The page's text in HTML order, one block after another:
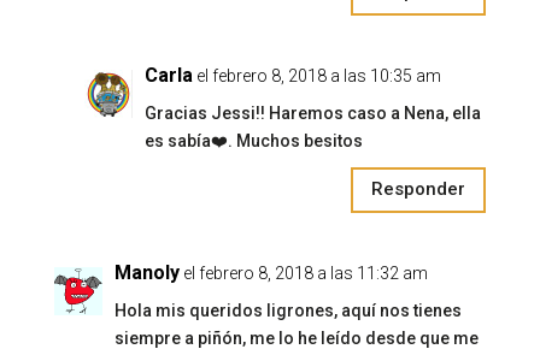
Carla el febrero 8, 2018 a las 10:35 am
Gracias Jessi!! Haremos caso a Nena, ella
es sabía❤️. Muchos besitos
Responder
Manoly el febrero 8, 2018 a las 11:32 am
Hola mis queridos ligrones, aquí nos tienes
siempre a piñón, me lo he leído desde que me